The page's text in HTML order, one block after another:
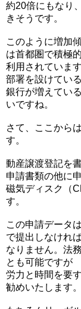
約20倍にもなり
きそうで
このように増加
は首都圏で積極
利用されていま
部署を設けている
銀行が増えてい
いですね。
さて、ここから
す。
動産譲渡登記を
申請書類の他に
磁気ディスク（
す。
この申請データ
で提出しなけれ
なりません。法
とも可能ですが
労力と時間を要
勧めいたします。